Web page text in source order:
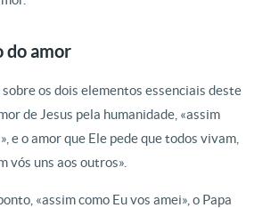
do amor
os dois elementos essenciais deste
de Jesus pela humanidade, «assim
e o amor que Ele pede que todos vivam,
vós uns aos outros».
«assim como Eu vos amei», o Papa